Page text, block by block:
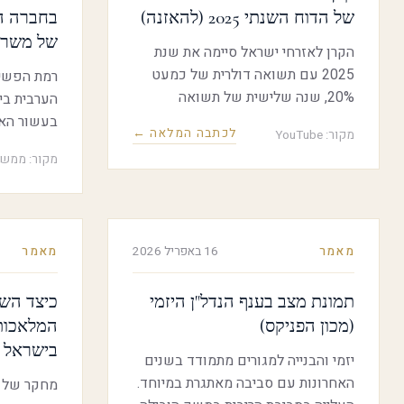
האוכלוסייה אך יש הבדלים ניכרים בין
הכנסה וגודל משק הבית.
של הדוח השנתי 2025 (להאזנה)
הקרן לאזרחי ישראל סיימה את שנת
2025 עם תשואה דולרית של כמעט
20%, שנה שלישית של תשואה
ב-2022 נכנסה השנה להשקעה בסוגי
נכסים חדשים והגדילה את היקף
בהשקעה בחוב פרטי ובהון פרטי,
מדוע הקרן מעסיקה עובדים בעלי רקע
מקצועי מגוון, ועל הקשר בין
הגיאו-פוליטיקה לאסטרטגיית
מקור: YouTube לכתבה המלאה ←
בחברה
של
רמת
הערבית
בעשור
היהודית
ברחבי
בחברה
מהתוצר
בכ-10 מיליארד ₪ בשנה.
מקור:
מאמר 16 באפריל 2026
תמונת מצב בענף הנדל"ן היזמי
(מכון הפניקס)
יזמי והבנייה למגורים מתמודד בשנים
האחרונות עם סביבה מאתגרת במיוחד.
מאמר
כיצד
מחקר של